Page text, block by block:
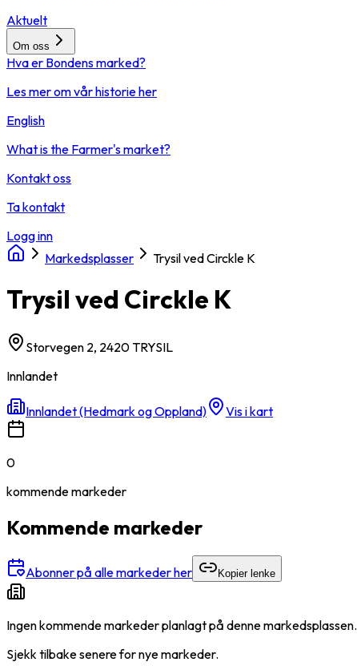
Aktuelt
Om oss
Hva er Bondens marked?
Les mer om vår historie her
English
What is the Farmer's market?
Kontakt oss
Ta kontakt
Logg inn
Markedsplasser
Trysil ved Circkle K
Trysil ved Circkle K
Storvegen 2, 2420 TRYSIL
Innlandet
Innlandet (Hedmark og Oppland) Vis i kart
0
kommendemarkeder
Kommende markeder
Abonner på alle markeder her Kopier lenke
Ingen kommende markeder planlagt på denne markedsplassen.
Sjekk tilbake senere for nye markeder.